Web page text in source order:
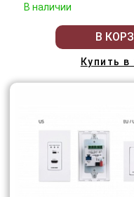
В наличии
В
Купить в